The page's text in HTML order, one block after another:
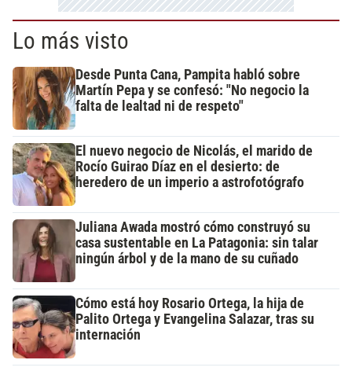
Lo más visto
Desde Punta Cana, Pampita habló sobre
Martín Pepa y se confesó: "No negocio la
falta de lealtad ni de respeto"
El nuevo negocio de Nicolás, el marido de
Rocío Guirao Díaz en el desierto: de
heredero de un imperio a astrofotógrafo
Juliana Awada mostró cómo construyó su
casa sustentable en La Patagonia: sin talar
ningún árbol y de la mano de su cuñado
Cómo está hoy Rosario Ortega, la hija de
Palito Ortega y Evangelina Salazar, tras su
internación